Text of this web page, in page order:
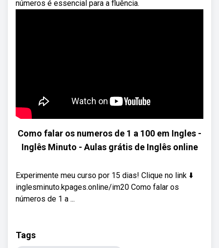
números é essencial para a fluência.
Como falar os numeros de 1 a 100 em Ingles -
Inglês Minuto - Aulas grátis de Inglês online
Experimente meu curso por 15 dias! Clique no link ⬇️
inglesminuto.kpages.online/im20 Como falar os
números de 1 a ...
Tags